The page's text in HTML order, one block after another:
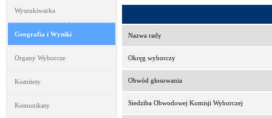
Wyszukiwarka
Geografia i Wyniki
Organy Wyborcze
Komitety
Komunikaty
Nazwa rady
Okręg wyborczy
Obwód głosowania
Siedziba Obwodowej Komisji Wyborczej